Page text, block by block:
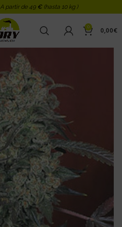
A partir de 49 € (hasta 10 kg )
0 0,00€